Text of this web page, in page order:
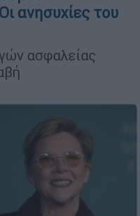
ανησυχίες του
ασφαλείας